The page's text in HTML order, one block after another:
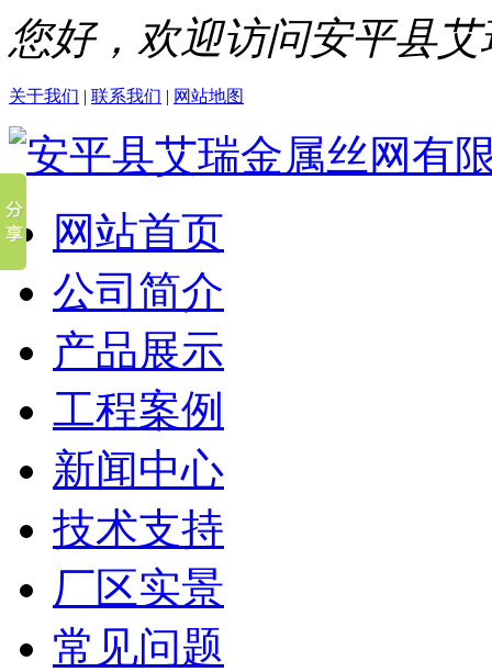
您好，欢迎访问安平县
关于我们 | 联系我们 | 网站地图
网站首页
公司简介
产品展示
工程案例
新闻中心
技术支持
厂区实景
常见问题